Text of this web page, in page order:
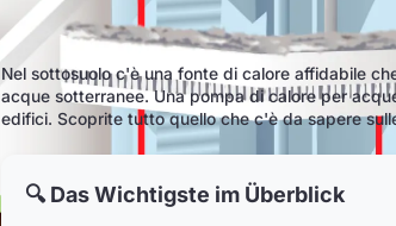
Nel sottosuolo c'è una fonte di calore affidabile
acque sotterranee. Una pompa di calore per
edifici. Scoprite tutto quello che c'è da sapere
🔍 Das Wichtigste im Überblick